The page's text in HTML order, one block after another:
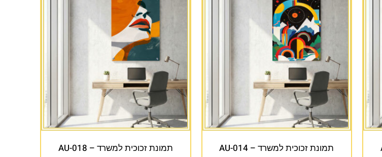
תמונת זכוכית למשרד – AU-014 תמונת זכוכית למשרד – AU-018